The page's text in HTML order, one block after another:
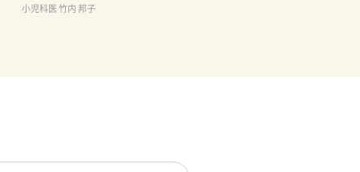
小児科医 竹内 邦子